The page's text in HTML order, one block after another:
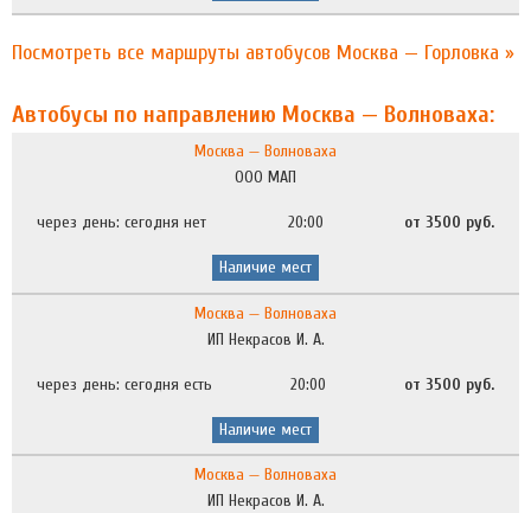
Посмотреть все маршруты автобусов Москва — Горловка »
Автобусы по направлению Москва — Волноваха:
Москва — Волноваха
ООО МАП
через день: сегодня нет 20:00 от 3500 руб.
Наличие мест
Москва — Волноваха
ИП Некрасов И. А.
через день: сегодня есть 20:00 от 3500 руб.
Наличие мест
Москва — Волноваха
ИП Некрасов И. А.